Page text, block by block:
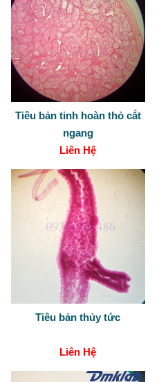
Tiêu bản tinh hoàn thỏ cắt
ngang
Liên Hệ
Tiêu bản thủy tức
Liên Hệ